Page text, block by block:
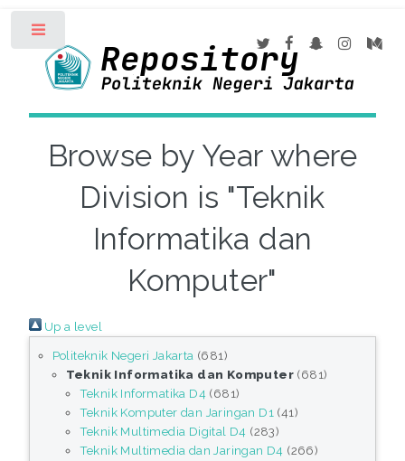
Browse by Year where
Division is "Teknik
Informatika dan
Komputer"
Up a level
Politeknik Negeri Jakarta (681)
Teknik Informatika dan Komputer (681)
Teknik Informatika D4 (681)
Teknik Komputer dan Jaringan D1 (41)
Teknik Multimedia Digital D4 (283)
Teknik Multimedia dan Jaringan D4 (266)